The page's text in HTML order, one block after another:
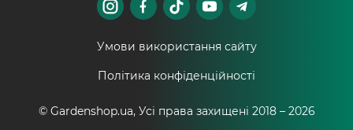
Умови використання сайту
Політика конфіденційності
© Gardenshop.ua, Усі права захищені 2018 – 2026